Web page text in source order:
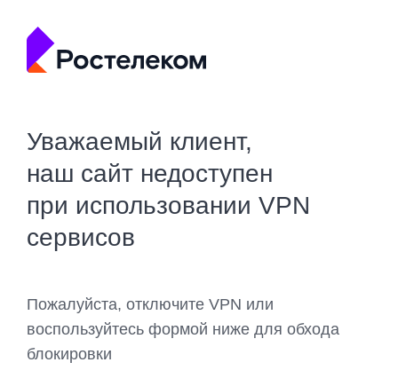
Уважаемый клиент,
наш сайт недоступен
при использовании VPN
сервисов
Пожалуйста, отключите VPN или
воспользуйтесь формой ниже для обхода
блокировки